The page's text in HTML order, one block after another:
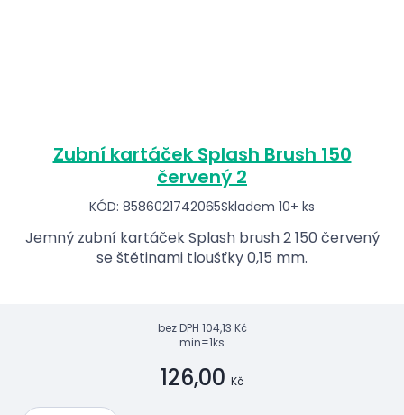
Zubní kartáček Splash Brush 150
červený 2
KÓD: 8586021742065Skladem 10+ ks
Jemný zubní kartáček Splash brush 2 150 červený
se štětinami tloušťky 0,15 mm.
bez DPH 104,13 Kč
min=1ks
126,00 Kč